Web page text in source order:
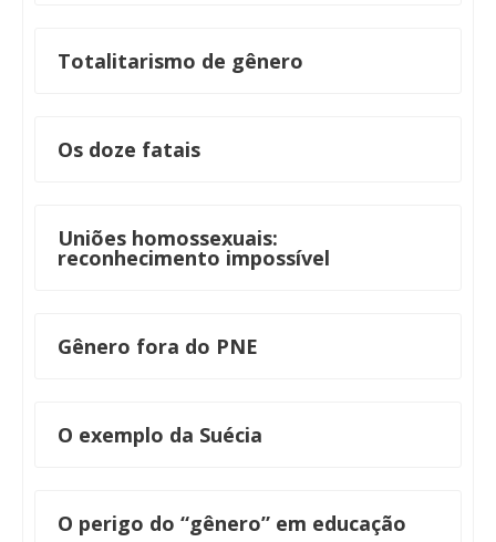
Totalitarismo de gênero
Os doze fatais
Uniões homossexuais:
reconhecimento impossível
Gênero fora do PNE
O exemplo da Suécia
O perigo do “gênero” em educação